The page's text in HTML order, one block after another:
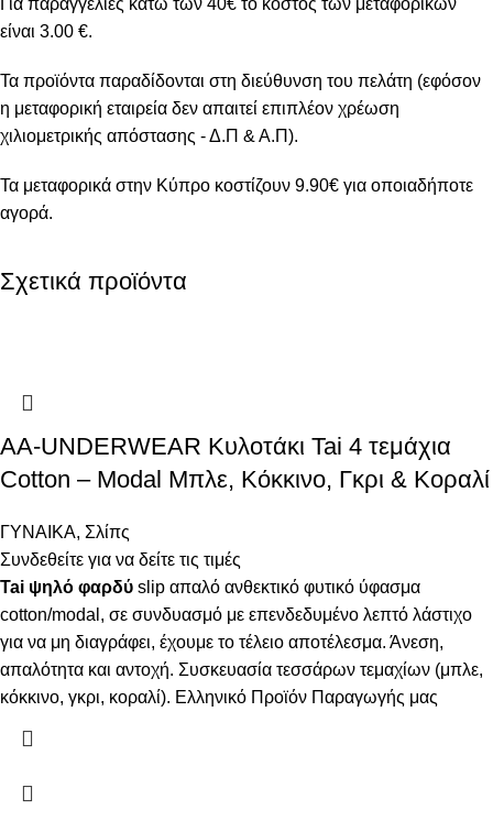
Για παραγγελίες κάτω των 40€ το κόστος των μεταφορικών
είναι 3.00 €.
Τα προϊόντα παραδίδονται στη διεύθυνση του πελάτη (εφόσον
η μεταφορική εταιρεία δεν απαιτεί επιπλέον χρέωση
χιλιομετρικής απόστασης - Δ.Π & Α.Π).
Τα μεταφορικά στην Κύπρο κοστίζουν 9.90€ για οποιαδήποτε
αγορά.
Σχετικά προϊόντα
AA-UNDERWEAR Κυλοτάκι Tai 4 τεμάχια
Cotton – Modal Μπλε, Κόκκινο, Γκρι & Κοραλί
ΓΥΝΑΙΚΑ, Σλίπς
Συνδεθείτε για να δείτε τις τιμές
Tai ψηλό φαρδύ slip απαλό ανθεκτικό φυτικό ύφασμα
cotton/modal, σε συνδυασμό με επενδεδυμένο λεπτό λάστιχο
για να μη διαγράφει, έχουμε το τέλειο αποτέλεσμα. Άνεση,
απαλότητα και αντοχή. Συσκευασία τεσσάρων τεμαχίων (μπλε,
κόκκινο, γκρι, κοραλί). Ελληνικό Προϊόν Παραγωγής μας